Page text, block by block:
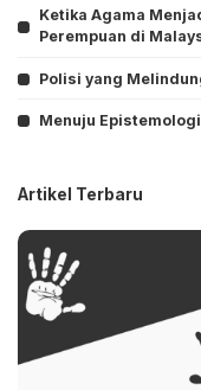
Ketika Agama
Perempuan di
Polisi yang
Menuju
Artikel Terbaru